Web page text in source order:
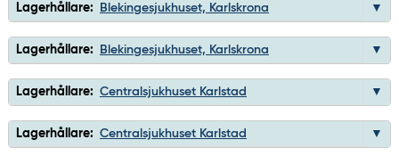
Lagerhållare: Blekingesjukhuset, Karlskrona
Lagerhållare: Blekingesjukhuset, Karlskrona
Lagerhållare: Centralsjukhuset Karlstad
Lagerhållare: Centralsjukhuset Karlstad